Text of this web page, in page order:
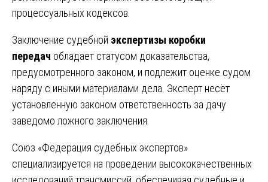
процессуальных кодексов.
Заключение судебной экспертизы коробки
передач обладает статусом доказательства,
предусмотренного законом, и подлежит оценке судом
наряду с иными материалами дела. Эксперт несёт
установленную законом ответственность за дачу
заведомо ложного заключения.
Союз «Федерация судебных экспертов»
специализируется на проведении высококачественных